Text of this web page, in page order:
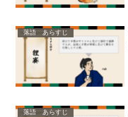
落語 あらすじ
落語 あらすじ